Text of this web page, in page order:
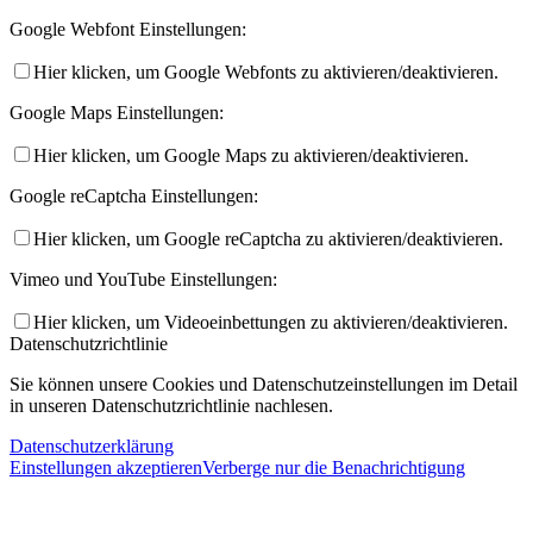
Google Webfont Einstellungen:
Hier klicken, um Google Webfonts zu aktivieren/deaktivieren.
Google Maps Einstellungen:
Hier klicken, um Google Maps zu aktivieren/deaktivieren.
Google reCaptcha Einstellungen:
Hier klicken, um Google reCaptcha zu aktivieren/deaktivieren.
Vimeo und YouTube Einstellungen:
Hier klicken, um Videoeinbettungen zu aktivieren/deaktivieren.
Datenschutzrichtlinie
Sie können unsere Cookies und Datenschutzeinstellungen im Detail
in unseren Datenschutzrichtlinie nachlesen.
Datenschutzerklärung
Einstellungen akzeptierenVerberge nur die Benachrichtigung